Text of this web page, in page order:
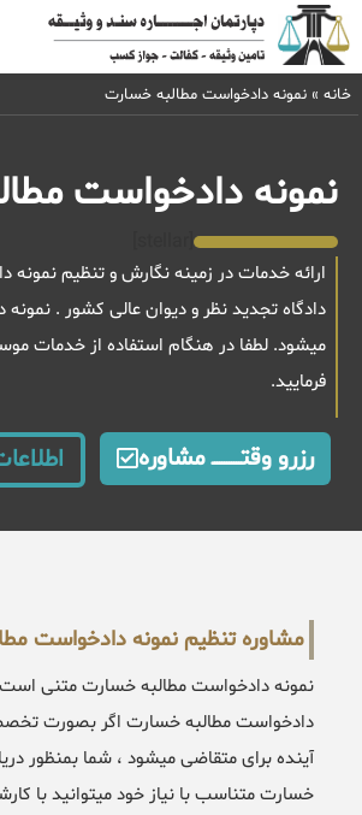
خانه » نمونه دادخواست مطالبه خسارت
نمونه دادخواست
ارائه خدمات در زمینه نگارش و تنظیم
دادگاه تجدید نظر و دیوان عالی کشور .
میشود. لطفا در هنگام استفاده از خدمات
فرمایید.
رزرو وقتــــــــــــ مشاوره
مشاوره تنظیم نمونه دادخواست
نمونه دادخواست مطالبه خسارت متنی
دادخواست مطالبه خسارت اگر بصورت
آینده برای متقاضی میشود ، شما بمنظور
خسارت متناسب با نیاز خود میتوانید با